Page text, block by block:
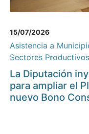
15/07/2026
Asistencia a
Sectores Productivos
La Diputación
para ampliar el
nuevo Bono